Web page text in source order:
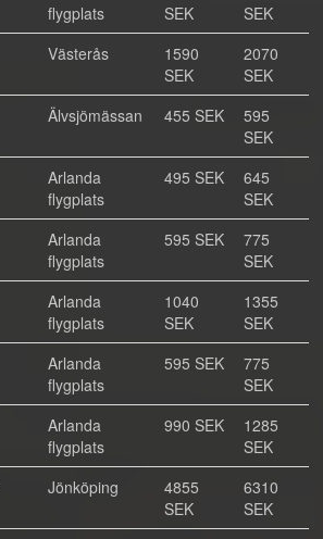
flygplats
SEK
SEK
Västerås
1590
SEK
2070
SEK
Älvsjömässan 455 SEK
595
SEK
Arlanda
flygplats
495 SEK
645
SEK
Arlanda
flygplats
595 SEK
775
SEK
Arlanda
flygplats
1040
SEK
1355
SEK
Arlanda
flygplats
595 SEK
775
SEK
Arlanda
flygplats
990 SEK
1285
SEK
Jönköping
4855
SEK
6310
SEK